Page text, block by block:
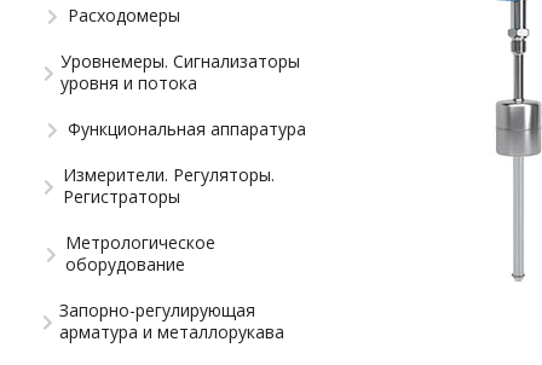
Расходомеры
Уровнемеры. Сигнализаторы
уровня и потока
Функциональная аппаратура
Измерители. Регуляторы.
Регистраторы
Метрологическое
оборудование
Запорно-регулирующая
арматура и металлорукава